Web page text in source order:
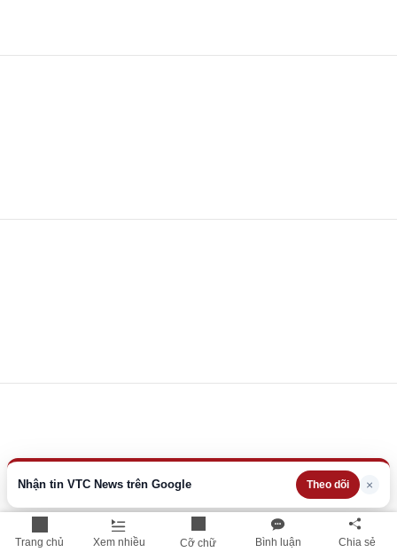
Trang chủ Xem nhiều Cỡ chữ Bình luận Chia sẻ
Nhận tin VTC News trên Google Theo dõi ×